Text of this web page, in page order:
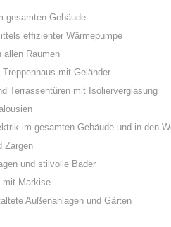
gesamten Gebäude
effizienter Wärmepumpe
allen Räumen
mit Geländer
Terrassentüren mit Isolierverglasung
im gesamten Gebäude und in den
Zargen
und stilvolle Bäder
mit Markise
Außenanlagen und Gärten